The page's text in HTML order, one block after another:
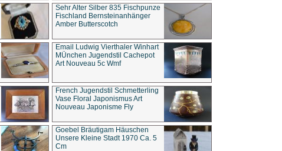
Sehr Alter Silber 835 Fischpunze
Fischland Bernsteinanhänger
Amber Butterscotch
Email Ludwig Vierthaler Winhart
MÜnchen Jugendstil Cachepot
Art Nouveau 5c Wmf
French Jugendstil Schmetterling
Vase Floral Japonismus Art
Nouveau Japonisme Fly
Goebel Bräutigam Häuschen
Unsere Kleine Stadt 1970 Ca. 5
Cm